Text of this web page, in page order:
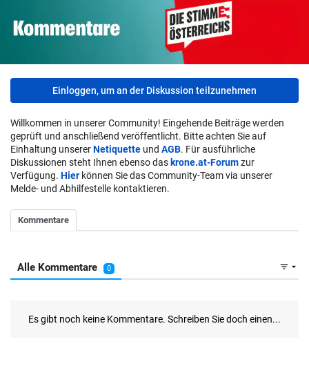
Einloggen, um an der Diskussion teilzunehmen
Willkommen in unserer Community! Eingehende Beiträge werden
geprüft und anschließend veröffentlicht. Bitte achten Sie auf
Einhaltung unsererNetiquette und AGB. Für ausführliche
Diskussionen steht Ihnen ebenso das krone.at-Forumzur
Verfügung. Hier können Sie das Community-Team via unserer
Melde- und Abhilfestelle kontaktieren.